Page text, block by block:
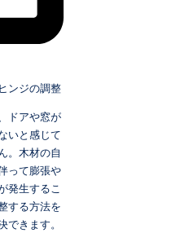
ンジの調整
ドアや窓が
いと感じて
。木材の自
って膨張や
発生するこ
する方法を
きます。